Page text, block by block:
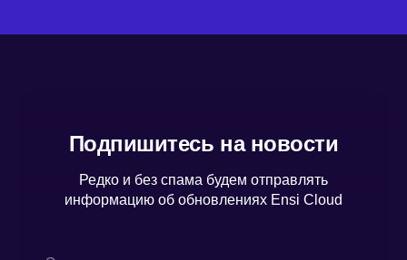
Подпишитесь на новости
Редко и без спама будем отправлять
информацию об обновлениях Ensi Cloud